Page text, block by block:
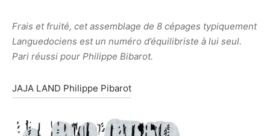
Frais et fruité, cet assemblage de 8 cépages typiquement
Languedociens est un numéro d’équilibriste à lui seul.
Pari réussi pour Philippe Bibarot.
JAJA LAND Philippe Pibarot